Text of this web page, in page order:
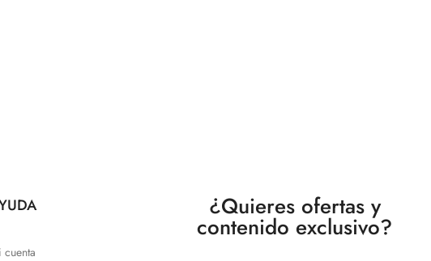
cuenta
¿Quieres ofertas y
contenido exclusivo?